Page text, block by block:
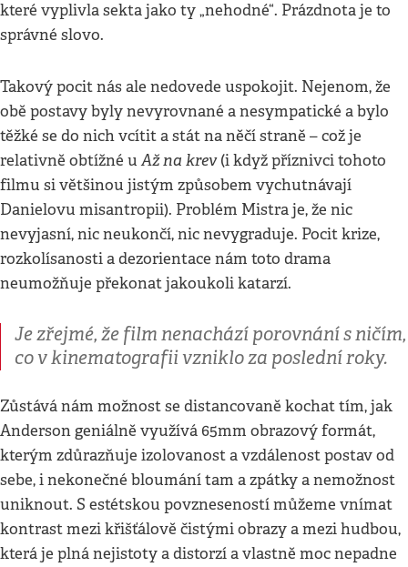
které vyplivla sekta jako ty „nehodné“. Prázdnota je to
správné slovo.
Takový pocit nás ale nedovede uspokojit. Nejenom, že
obě postavy byly nevyrovnané a nesympatické a bylo
těžké se do nich vcítit a stát na něčí straně – což je
relativně obtížné uAž na krev(i když příznivci tohoto
filmu si většinou jistým způsobem vychutnávají
Danielovu misantropii). Problém Mistra je, že nic
nevyjasní, nic neukončí, nic nevygraduje. Pocit krize,
rozkolísanosti a dezorientace nám toto drama
neumožňuje překonat jakoukoli katarzí.
Je zřejmé, že film nenachází porovnání s ničím,
co v kinematografii vzniklo za poslední roky.
Zůstává nám možnost se distancovaně kochat tím, jak
Anderson geniálně využívá 65mm obrazový formát,
kterým zdůrazňuje izolovanost a vzdálenost postav od
sebe, i nekonečné bloumání tam a zpátky a nemožnost
uniknout. S estétskou povzneseností můžeme vnímat
kontrast mezi křišťálově čistými obrazy a mezi hudbou,
která je plná nejistoty a distorzí a vlastně moc nepadne